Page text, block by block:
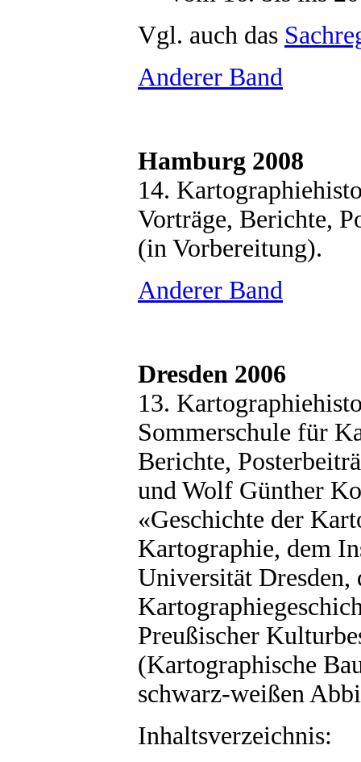
Vgl. auch das
Anderer Band
Hamburg 2008
14.
Vorträge, Berichte,
(in Vorbereitung).
Anderer Band
Dresden 2006
13.
Sommerschule für
Berichte,
und Wolf Günther
«Geschichte der
Kartographie, dem
Universität
Preußischer
(Kartographische
schwarz-weißen
Inhaltsverzeichnis: